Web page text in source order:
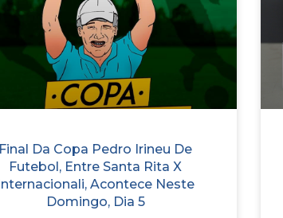
Final Da Copa Pedro Irineu De
Futebol, Entre Santa Rita X
Internacionali, Acontece Neste
Domingo, Dia 5